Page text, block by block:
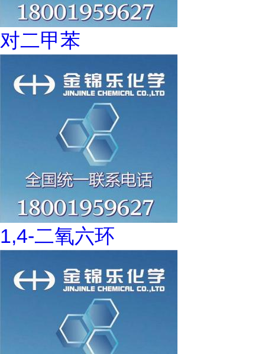
对二甲苯
1,4-二氧六环